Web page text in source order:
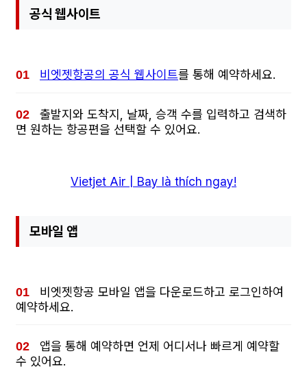
공식 웹사이트
비엣젯항공의 공식 웹사이트를 통해 예약하세요.
출발지와 도착지, 날짜, 승객 수를 입력하고 검색하
면 원하는 항공편을 선택할 수 있어요.
Vietjet Air | Bay là thích ngay!
모바일 앱
비엣젯항공 모바일 앱을 다운로드하고 로그인하여
예약하세요.
앱을 통해 예약하면 언제 어디서나 빠르게 예약할
수 있어요.